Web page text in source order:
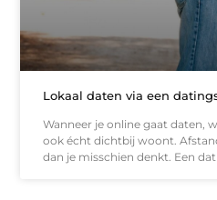
Lokaal daten via een
Wanneer je online gaat daten,
ook écht dichtbij woont.
dan je misschien denkt. Een